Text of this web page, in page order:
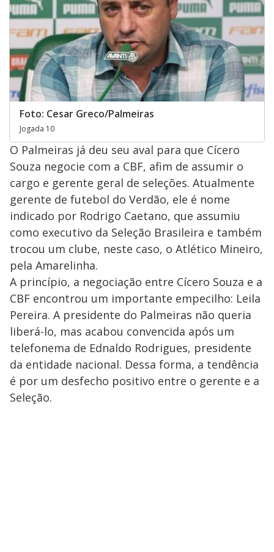
Foto: Cesar Greco/Palmeiras
Jogada 10
O Palmeiras já deu seu aval para que Cícero
Souza negocie com a CBF, afim de assumir o
cargo e gerente geral de seleções. Atualmente
gerente de futebol do Verdão, ele é nome
indicado por Rodrigo Caetano, que assumiu
como executivo da Seleção Brasileira e também
trocou um clube, neste caso, o Atlético Mineiro,
pela Amarelinha.
A princípio, a negociação entre Cícero Souza e a
CBF encontrou um importante empecilho: Leila
Pereira. A presidente do Palmeiras não queria
liberá-lo, mas acabou convencida após um
telefonema de Ednaldo Rodrigues, presidente
da entidade nacional. Dessa forma, a tendência
é por um desfecho positivo entre o gerente e a
Seleção.